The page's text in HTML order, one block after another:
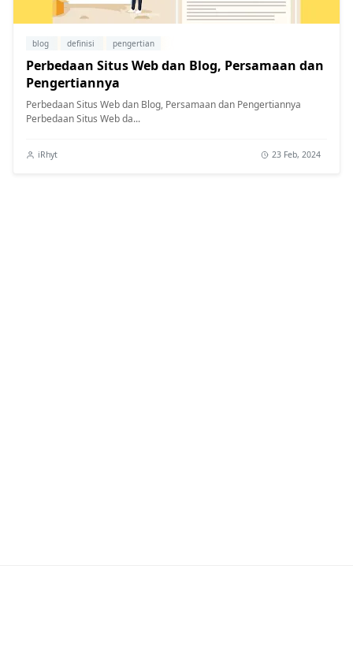
blog definisi pengertian
Perbedaan Situs Web dan Blog, Persamaan dan
Pengertiannya
Perbedaan Situs Web dan Blog, Persamaan dan Pengertiannya
Perbedaan Situs Web da...
iRhyt 23 Feb, 2024